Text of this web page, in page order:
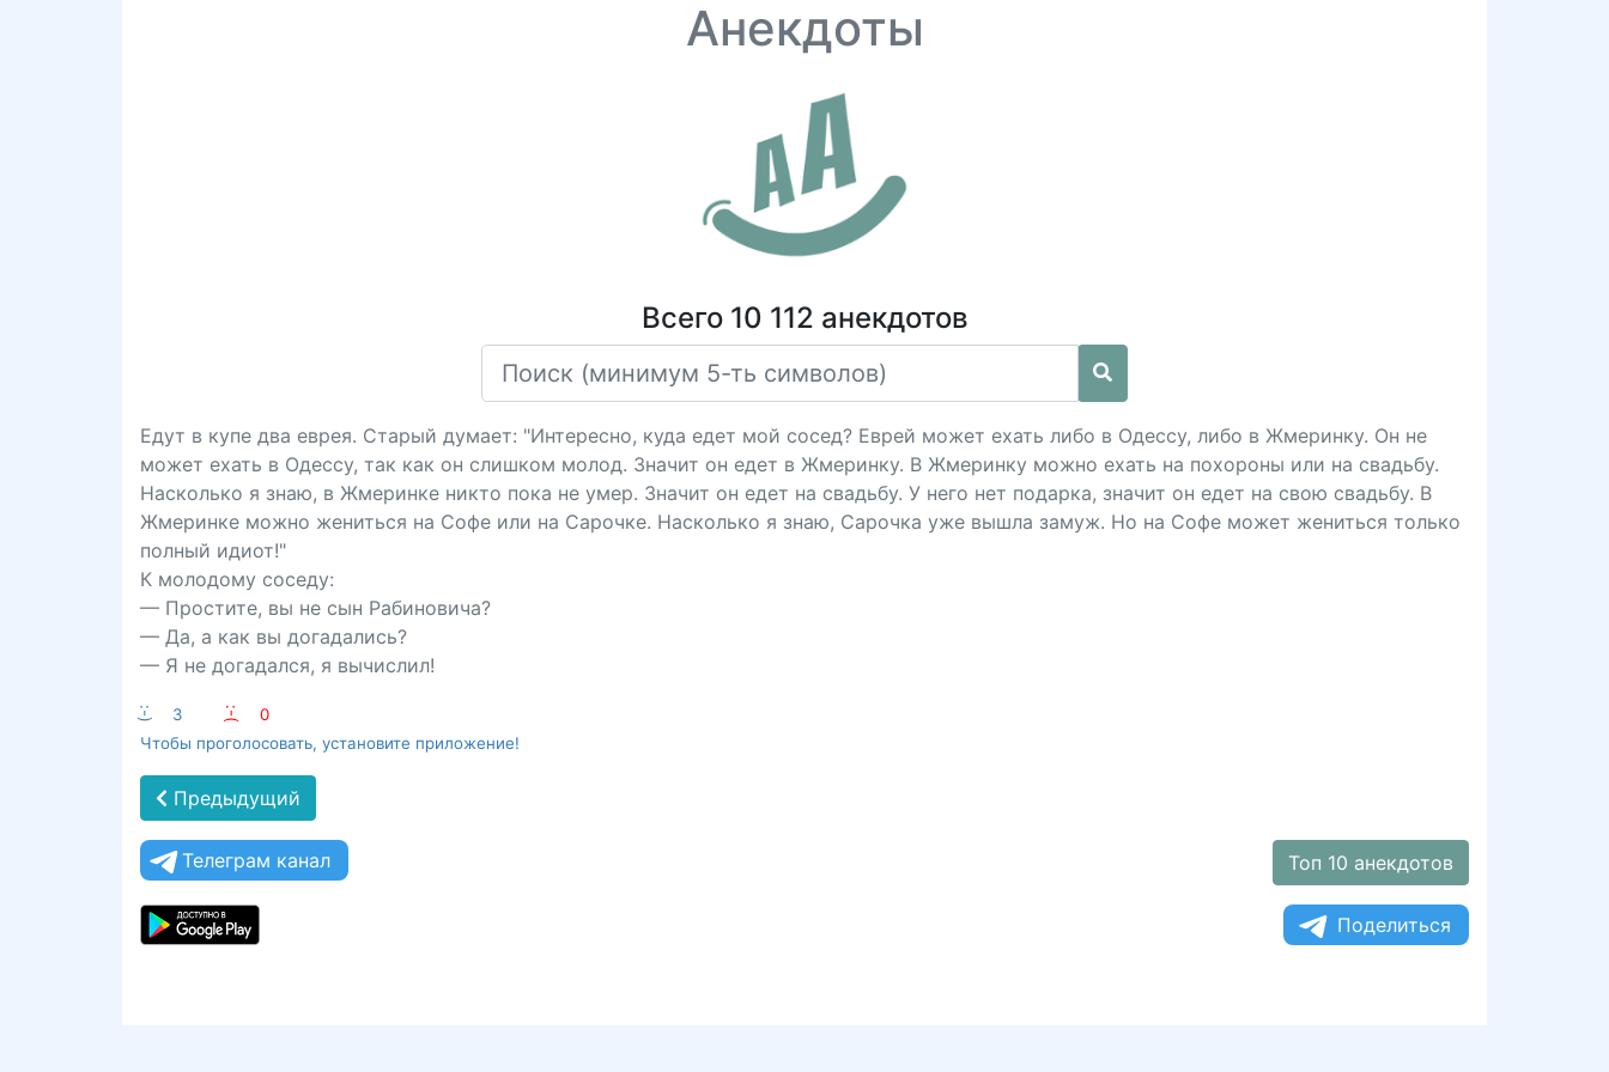
Анекдоты
Всего 10 112 анекдотов
Едут в купе два еврея. Старый думает: "Интересно, куда едет мой сосед? Еврей может ехать либо в Одессу, либо в Жмеринку. Он не
может ехать в Одессу, так как он слишком молод. Значит он едет в Жмеринку. В Жмеринку можно ехать на похороны или на свадьбу.
Насколько я знаю, в Жмеринке никто пока не умер. Значит он едет на свадьбу. У него нет подарка, значит он едет на свою свадьбу. В
Жмеринке можно жениться на Софе или на Сарочке. Насколько я знаю, Сарочка уже вышла замуж. Но на Софе может жениться только
полный идиот!"
К молодому соседу:
— Простите, вы не сын Рабиновича?
— Да, а как вы догадались?
— Я не догадался, я вычислил!
:-) 3 :-(
0
Чтобы проголосовать, установите приложение!
Предыдущий
Телеграм канал Топ 10 анекдотов
Поделиться